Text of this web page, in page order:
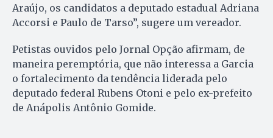
Araújo, os candidatos a deputado estadual Adriana
Accorsi e Paulo de Tarso”, sugere um vereador.
Petistas ouvidos pelo Jornal Opção afirmam, de
maneira peremptória, que não interessa a Garcia
o fortalecimento da tendência liderada pelo
deputado federal Rubens Otoni e pelo ex-prefeito
de Anápolis Antônio Gomide.